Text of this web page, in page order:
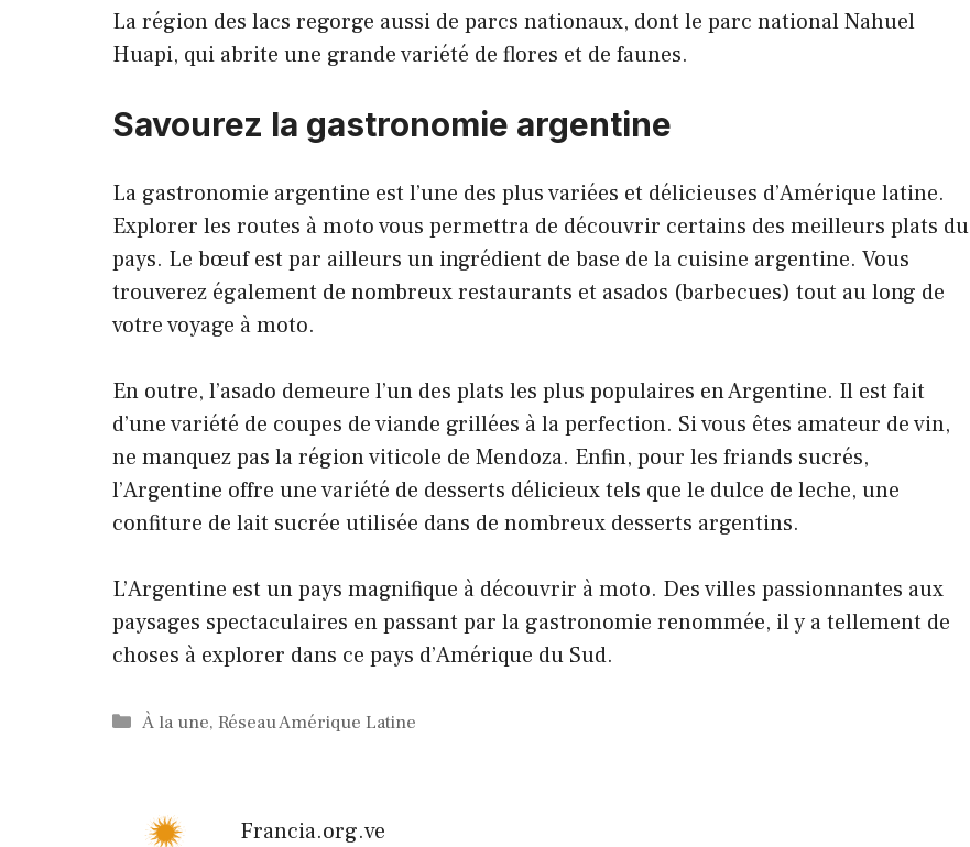
La région des lacs regorge aussi de parcs nationaux, dont le parc national Nahuel
Huapi, qui abrite une grande variété de flores et de faunes.
Savourez la gastronomie argentine
La gastronomie argentine est l’une des plus variées et délicieuses d’Amérique latine.
Explorer les routes à moto vous permettra de découvrir certains des meilleurs plats du
pays. Le bœuf est par ailleurs un ingrédient de base de la cuisine argentine. Vous
trouverez également de nombreux restaurants et asados (barbecues) tout au long de
votre voyage à moto.
En outre, l’asado demeure l’un des plats les plus populaires en Argentine. Il est fait
d’une variété de coupes de viande grillées à la perfection. Si vous êtes amateur de vin,
ne manquez pas la région viticole de Mendoza. Enfin, pour les friands sucrés,
l’Argentine offre une variété de desserts délicieux tels que le dulce de leche, une
confiture de lait sucrée utilisée dans de nombreux desserts argentins.
L’Argentine est un pays magnifique à découvrir à moto. Des villes passionnantes aux
paysages spectaculaires en passant par la gastronomie renommée, il y a tellement de
choses à explorer dans ce pays d’Amérique du Sud.
Catégories
À la une,Réseau Amérique Latine
Francia.org.ve